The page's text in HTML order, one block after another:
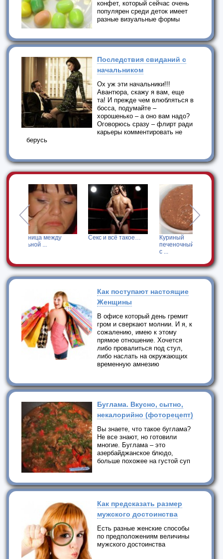
конфет, который сейчас очень
популярен среди деток имеет
разные визуальные формы
Последствия свиданий с
начальником
Ох уж эти начальники!!!
Авантюра, скажу я вам, еще
та! И прежде чем влюбляться в
босса, подумайте –
хорошенько – а оно вам надо?
Оговорюсь сразу – флирт ради
карьеры комментировать не
берусь
Секс и всё такое…
Куриный
печеночный паштет
Стирать ли
вещи?
Как поступают настоящие
Женщины
В офисе который день гремит
гром и сверкают молнии. И я, к
сожалению, имею к этому
прямое отношение. Хочется
либо провалиться под стул,
либо наслать на окружающих
временную амнезию
Буглама. Вкусно, сытно,
некалорийно (фоторецепт)
Вы знаете, что такое буглама?
Не все знают, но готовили
многие. Буглама – это
азербайджанское блюдо,
больше похожее на густой суп
Как предсказать размер
мужского достоинства
Есть разные женские способы
по предположениям величины
мужского достоинства